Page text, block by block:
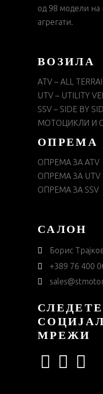
од 98 модели на
агрегати.
ВОЗИЛА
ATV – ALL
UTV – UTILITY
SSV – SIDE BY
МОТОЦИКЛИ И
ОПРЕМА
ОПРЕМА ЗА ATV
ОПРЕМА ЗА UTV
ОПРЕМА ЗА SSV
САЛОН
Борис
+389 76 400
МРЕЖИ